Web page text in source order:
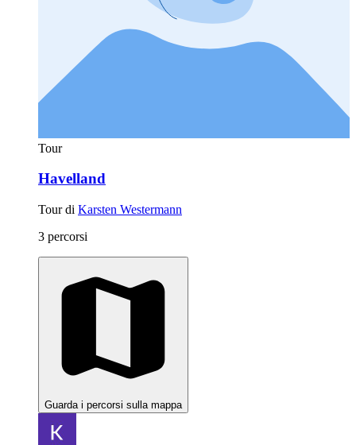
Tour
Havelland
Tour di Karsten Westermann
3 percorsi
Guarda i percorsi sulla mappa